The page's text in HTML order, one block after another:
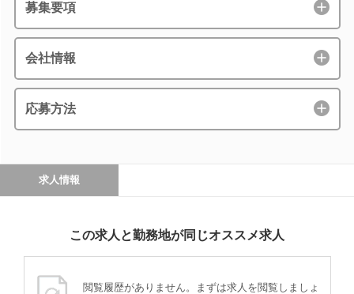
募集要項
会社情報
応募方法
求人情報
この求人と勤務地が同じオススメ求人
閲覧履歴がありません。まずは求人を閲覧しましょ